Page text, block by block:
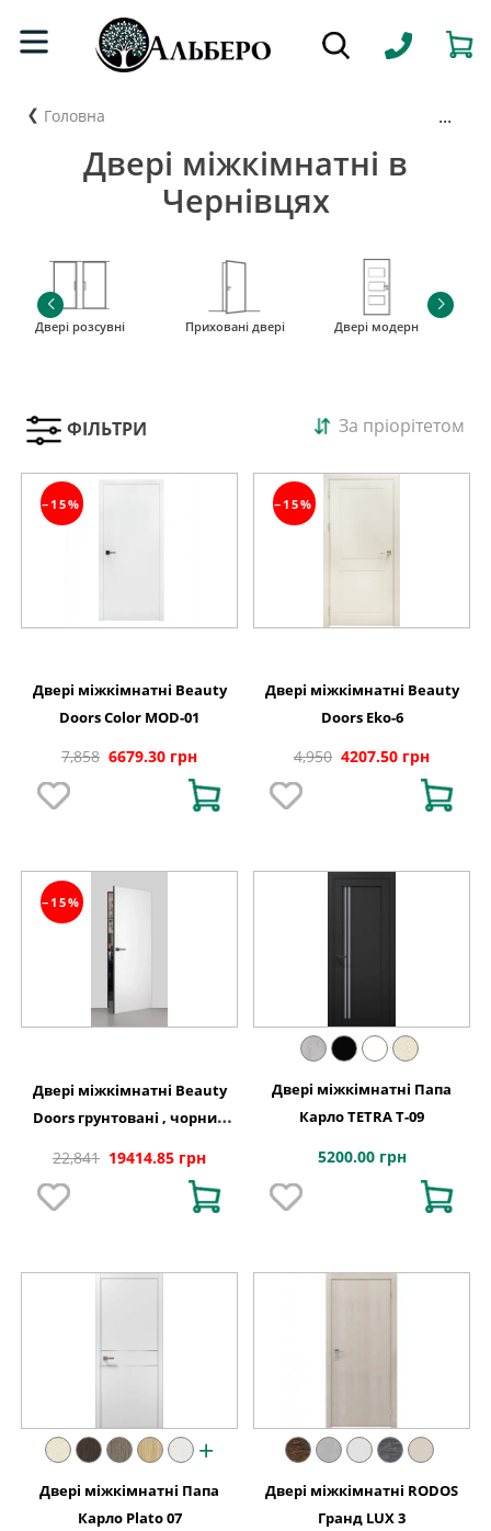
Головна ...
Двері міжкімнатні в
Чернівцях
Двері розсувні Приховані двері Двері модерн
ФІЛЬТРИ За пріорітетом
−15%
Двері міжкімнатні Beauty
Doors Color MOD-01
7,858 6679.30 грн
−15%
Двері міжкімнатні Beauty
Doors Eko-6
4,950 4207.50 грн
−15%
Двері міжкімнатні Beauty
Doors грунтовані , чорний
22,841 19414.85 грн
Двері міжкімнатні Папа
Карло TETRA T-09
5200.00 грн
+
Двері міжкімнатні Папа
Карло Plato 07
Двері міжкімнатні RODOS
Гранд LUX 3